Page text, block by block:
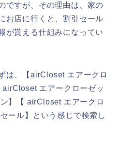
ですが、その理由は、家の
お店に行くと、割引セール
が貰える仕組みになってい
は、【airCloset エアークロ
エアークローゼッ
】【 airCloset エアークロ
ール】という感じで検索し